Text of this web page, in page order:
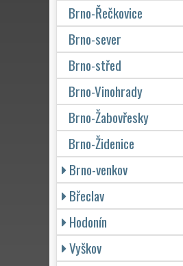
Brno-Řečkovice
Brno-sever
Brno-střed
Brno-Vinohrady
Brno-Žabovřesky
Brno-Židenice
Brno-venkov
Břeclav
Hodonín
Vyškov